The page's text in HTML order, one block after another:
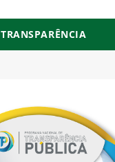
TRANSPARÊNCIA